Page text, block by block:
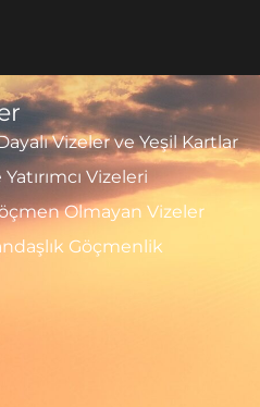
Vizeler ve Yeşil Kartlar
Vizeleri
Olmayan Vizeler
Göçmenlik